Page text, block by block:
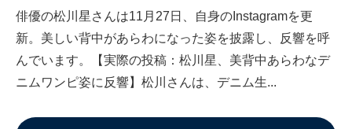
俳優の松川星さんは11月27日、自身のInstagramを更
新。美しい背中があらわになった姿を披露し、反響を呼
んでいます。【実際の投稿：松川星、美背中あらわなデ
ニムワンピ姿に反響】松川さんは、デニム生...